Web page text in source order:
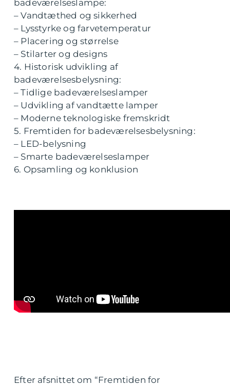
badeværelseslampe:
– Vandtæthed og sikkerhed
– Lysstyrke og farvetemperatur
– Placering og størrelse
– Stilarter og designs
4. Historisk udvikling af
badeværelsesbelysning:
– Tidlige badeværelseslamper
– Udvikling af vandtætte lamper
– Moderne teknologiske fremskridt
5. Fremtiden for badeværelsesbelysning:
– LED-belysning
– Smarte badeværelseslamper
6. Opsamling og konklusion
Efter afsnittet om “Fremtiden for